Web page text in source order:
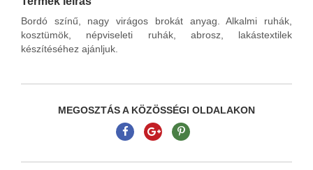
Bordó színű, nagy virágos brokát anyag. Alkalmi ruhák,
kosztümök, népviseleti ruhák, abrosz, lakástextilek
készítéséhez ajánljuk.
MEGOSZTÁS A KÖZÖSSÉGI OLDALAKON